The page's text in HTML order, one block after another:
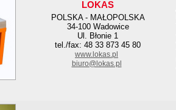
LOKAS
POLSKA - MAŁOPOLSKA
34-100 Wadowice
Ul. Błonie 1
tel./fax: 48 33 873 45 80
www.lokas.pl
biuro@lokas.pl